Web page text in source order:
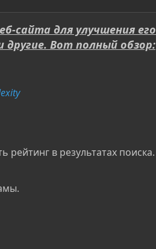
сайта для улучшения его
другие. Вот полный обзор:
рейтинг в результатах поиска.